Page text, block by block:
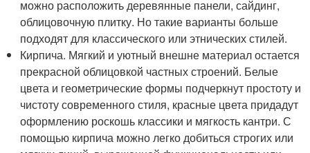
можно расположить деревянные панели, сайдинг,
облицовочную плитку. Но такие варианты больше
подходят для классического или этнических стилей.
Кирпича. Мягкий и уютный внешне материал остается
прекрасной облицовкой частных строений. Белые
цвета и геометрические формы подчеркнут простоту и
чистоту современного стиля, красные цвета придадут
оформлению роскошь классики и мягкость кантри. С
помощью кирпича можно легко добиться строгих или